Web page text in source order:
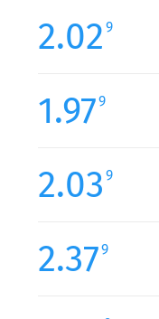
Mittwoch:
Donnerstag:
Samstag:
Sonntag:
2.02 9
1.979
2.03 9
2.379